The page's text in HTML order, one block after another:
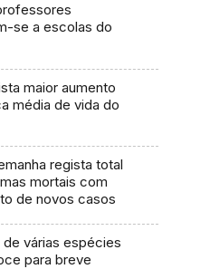
se a escolas do
maior aumento
média de vida do
regista total
mortais com
de novos casos
várias espécies
para breve